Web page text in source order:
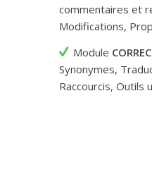
commentaires et
Modifications,
Module
Synonymes,
Raccourcis, Outils